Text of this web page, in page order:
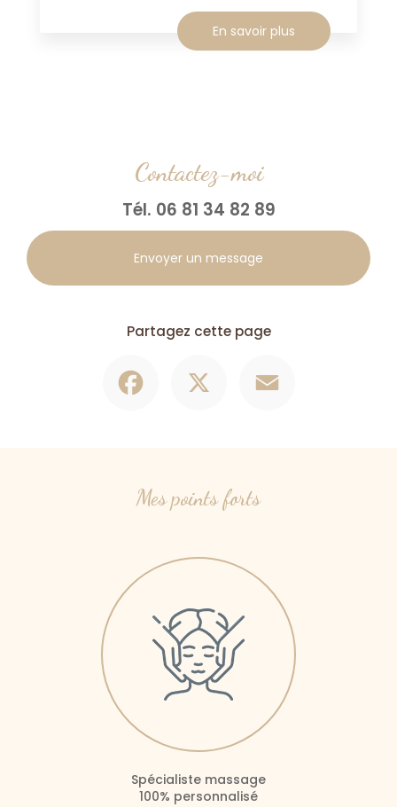
En savoir plus
Contactez-moi
Tél. 06 81 34 82 89
Envoyer un message
Partagez cette page
Mes points forts
Spécialiste massage
100% personnalisé